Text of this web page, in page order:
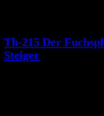
Th-215 Der
Steiger